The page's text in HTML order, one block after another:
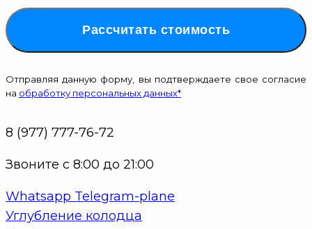
Рассчитать стоимость
Отправляя данную форму, вы подтверждаете свое согласие
на обработку персональных данных*
8 (977) 777-76-72
Звоните с 8:00 до 21:00
Whatsapp Telegram-plane
Углубление колодца